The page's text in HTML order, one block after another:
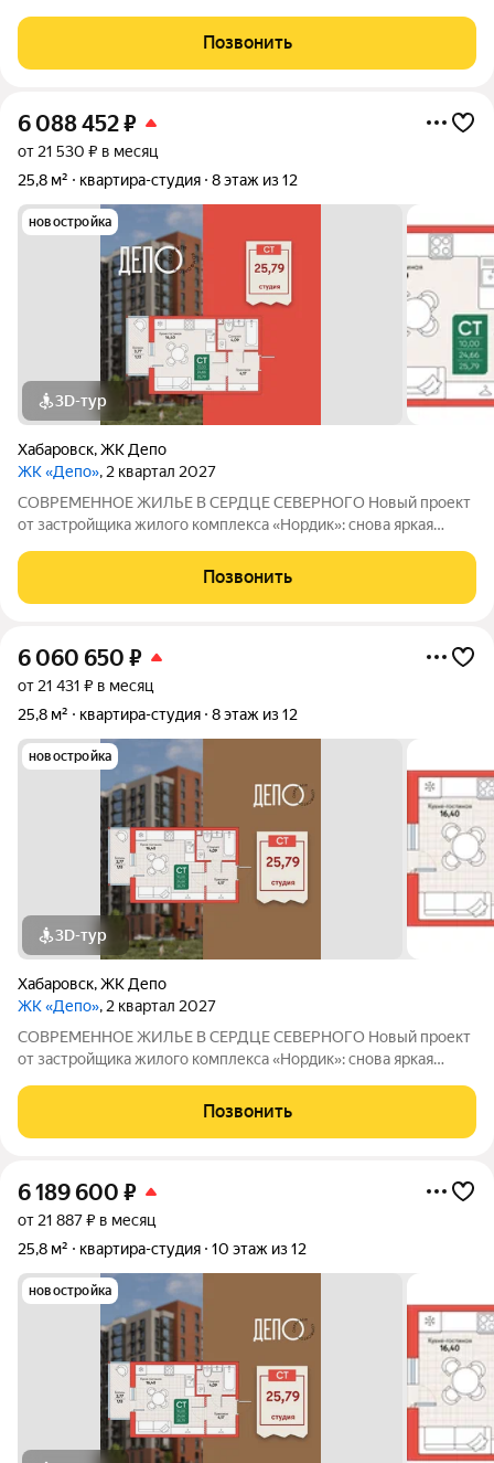
по доступным ценам В СЕРДЦЕ СЕВЕРНОГО: ПРЕИМУЩЕСТВА
РАЙОНА Новый жилой комплекс «Депо»
Позвонить
6 088 452₽
от 21 530 ₽ в месяц
25,8 м²
квартира-студия 8 этаж из 12
новостройка
3D-тур
Хабаровск,ЖК Депо
ЖК «Депо», 2 квартал 2027
СОВРЕМЕННОЕ ЖИЛЬЕ В СЕРДЦЕ СЕВЕРНОГО Новый проект
от застройщика жилого комплекса «Нордик»: снова яркая
по доступным ценам В СЕРДЦЕ СЕВЕРНОГО: ПРЕИМУЩЕСТВА
РАЙОНА Новый жилой комплекс «Депо»
Позвонить
6 060 650 ₽
от 21 431 ₽ в месяц
25,8 м²
квартира-студия 8 этаж из 12
новостройка
3D-тур
Хабаровск,ЖК Депо
ЖК «Депо», 2 квартал 2027
СОВРЕМЕННОЕ ЖИЛЬЕ В СЕРДЦЕ СЕВЕРНОГО Новый проект
от застройщика жилого комплекса «Нордик»: снова яркая
по доступным ценам В СЕРДЦЕ СЕВЕРНОГО: ПРЕИМУЩЕСТВА
РАЙОНА Новый жилой комплекс «Депо»
Позвонить
6 189 600 ₽
от 21 887 ₽ в месяц
25,8 м²
квартира-студия 10 этаж из 12
новостройка